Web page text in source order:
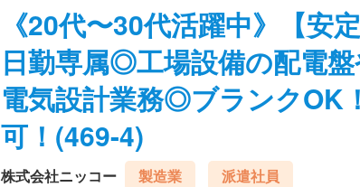
《20代〜30代活躍中》【安
日勤専属◎工場設備の配電
電気設計業務◎ブランクOK
可！(469-4)
株式会社ニッコー 製造業 派遣社員